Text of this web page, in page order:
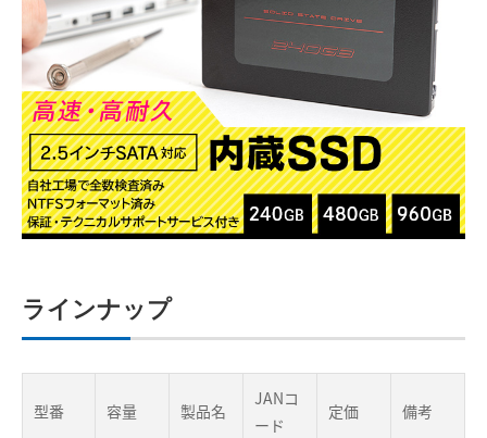
ラインナップ
型番 容量 製品名
JANコ
ード
定価 備考